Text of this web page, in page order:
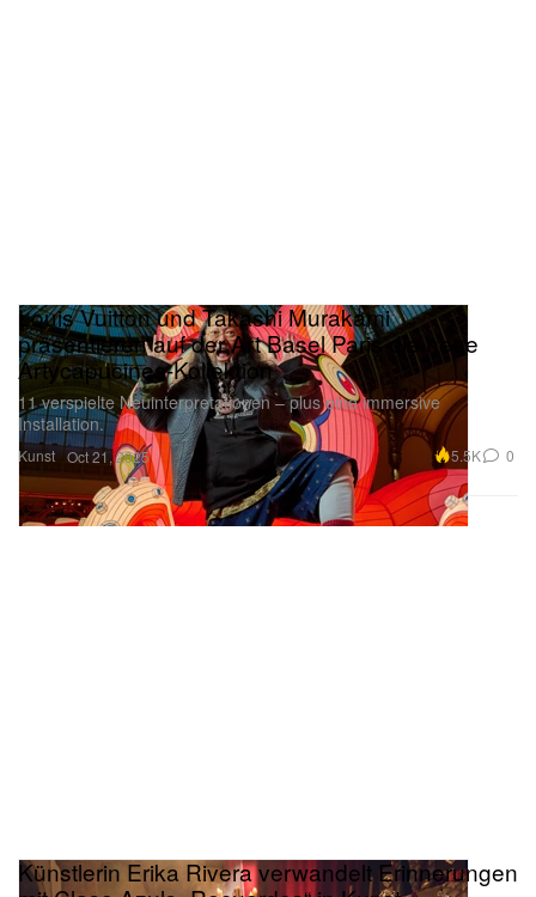
Kunst
Louis Vuitton und Takashi Murakami
präsentieren auf der Art Basel Paris die neue
Artycapucines-Kollektion
11 verspielte Neuinterpretationen – plus eine immersive
Installation.
Oct 21, 2025 5.5K 0
Künstlerin Erika Rivera verwandelt Erinnerungen